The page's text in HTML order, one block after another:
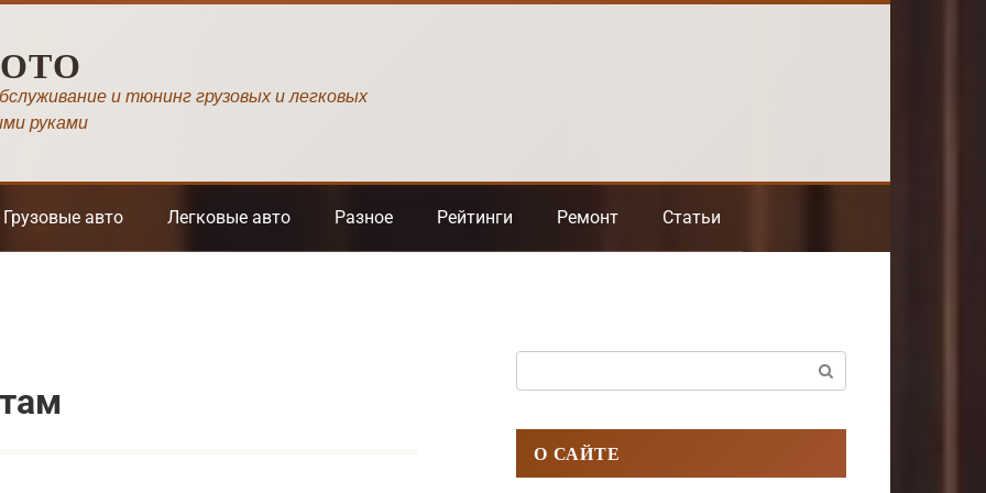
и тюнинг грузовых и легковых
руками
Грузовые авто Легковые авто Разное Рейтинги Ремонт Статьи
О САЙТЕ